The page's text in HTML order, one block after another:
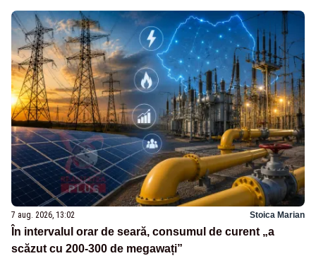
7 aug. 2026, 13:02 Stoica Marian
În intervalul orar de seară, consumul de curent „a
scăzut cu 200-300 de megawați”